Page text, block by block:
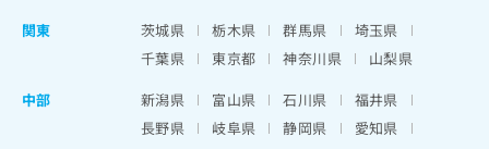
関東
茨城県 栃木県 群馬県
埼玉県
千葉県
東京都 神奈川県
山梨県
中部
新潟県 富山県 石川県
福井県
長野県
岐阜県 静岡県
愛知県